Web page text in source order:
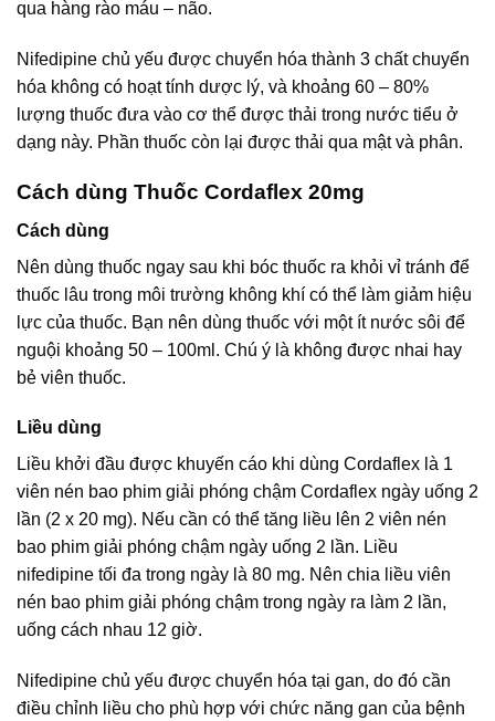
qua hàng rào máu – não.
Nifedipine chủ yếu được chuyển hóa thành 3 chất chuyển
hóa không có hoạt tính dược lý, và khoảng 60 – 80%
lượng thuốc đưa vào cơ thể được thải trong nước tiểu ở
dạng này. Phần thuốc còn lại được thải qua mật và phân.
Cách dùng Thuốc Cordaflex 20mg
Cách dùng
Nên dùng thuốc ngay sau khi bóc thuốc ra khỏi vỉ tránh để
thuốc lâu trong môi trường không khí có thể làm giảm hiệu
lực của thuốc. Bạn nên dùng thuốc với một ít nước sôi để
nguội khoảng 50 – 100ml. Chú ý là không được nhai hay
bẻ viên thuốc.
Liều dùng
Liều khởi đầu được khuyến cáo khi dùng Cordaflex là 1
viên nén bao phim giải phóng chậm Cordaflex ngày uống 2
lần (2 x 20 mg). Nếu cần có thể tăng liều lên 2 viên nén
bao phim giải phóng chậm ngày uống 2 lần. Liều
nifedipine tối đa trong ngày là 80 mg. Nên chia liều viên
nén bao phim giải phóng chậm trong ngày ra làm 2 lần,
uống cách nhau 12 giờ.
Nifedipine chủ yếu được chuyển hóa tại gan, do đó cần
điều chỉnh liều cho phù hợp với chức năng gan của bệnh